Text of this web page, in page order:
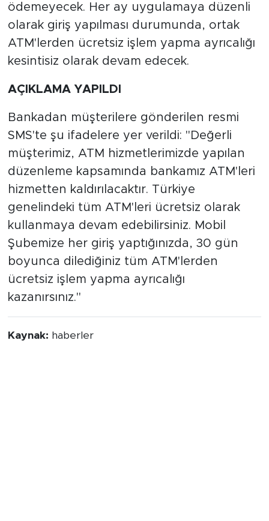
ödemeyecek. Her ay uygulamaya düzenli
olarak giriş yapılması durumunda, ortak
ATM'lerden ücretsiz işlem yapma ayrıcalığı
kesintisiz olarak devam edecek.
AÇIKLAMA YAPILDI
Bankadan müşterilere gönderilen resmi
SMS'te şu ifadelere yer verildi: "Değerli
müşterimiz, ATM hizmetlerimizde yapılan
düzenleme kapsamında bankamız ATM'leri
hizmetten kaldırılacaktır. Türkiye
genelindeki tüm ATM'leri ücretsiz olarak
kullanmaya devam edebilirsiniz. Mobil
Şubemize her giriş yaptığınızda, 30 gün
boyunca dilediğiniz tüm ATM'lerden
ücretsiz işlem yapma ayrıcalığı
kazanırsınız."
Kaynak: haberler